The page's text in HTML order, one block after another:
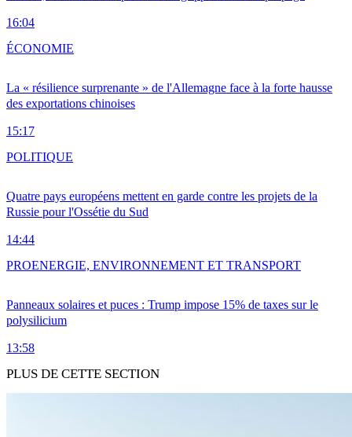
16:04
La « résilience surprenante » de l'Allemagne face à la forte hausse
des exportations chinoises
15:17
ÉCONOMIE
Quatre pays européens mettent en garde contre les projets de la
Russie pour l'Ossétie du Sud
14:44
POLITIQUE
Panneaux solaires et puces : Trump impose 15% de taxes sur le
polysilicium
13:58
PROENERGIE, ENVIRONNEMENT ET TRANSPORT
PLUS DE CETTE SECTION